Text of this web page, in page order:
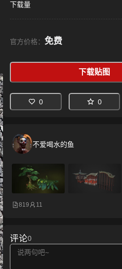
下载量
官方价格： 免费
下载贴图
0 0
不爱喝水的鱼
819 11
评论0